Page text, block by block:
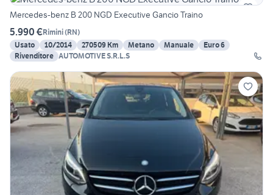
Mercedes-benz B 200 NGD Executive Gancio Traino
5.990 €Rimini(RN)
Usato
10/2014 270509 Km Metano Manuale
Euro 6
Rivenditore AUTOMOTIVE S.R.L.S